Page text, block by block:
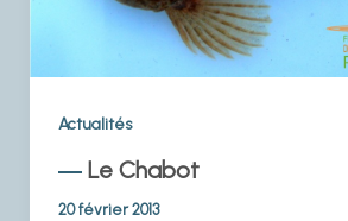
Actualités
Le Chabot
20 février 2013